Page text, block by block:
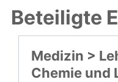
Beteiligte
Medizin >
Chemie und